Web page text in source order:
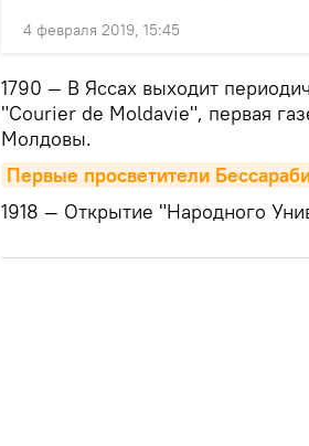
4 февраля 2019, 15:45
1790 — В Яcсах выходит
"Courier de Moldavie", первая
Молдовы.
Первые просветители
1918 — Открытие "Народного